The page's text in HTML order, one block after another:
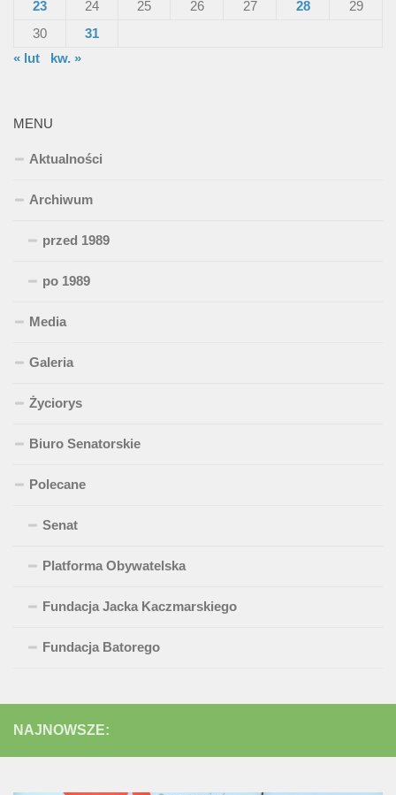
23
24 25 26 27 28
29
30
31
« lut
kw. »
MENU
Aktualności
Archiwum
przed 1989
po 1989
Media
Galeria
Życiorys
Biuro Senatorskie
Polecane
Senat
Platforma Obywatelska
Fundacja Jacka Kaczmarskiego
Fundacja Batorego
NAJNOWSZE: